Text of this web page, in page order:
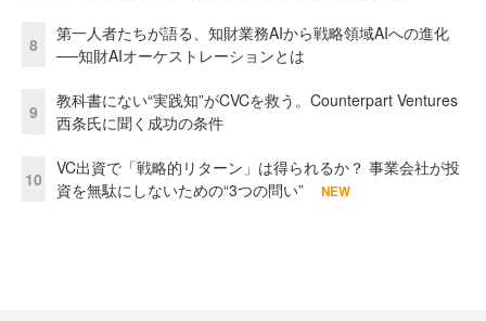
8
第一人者たちが語る、知財業務AIから戦略領域AIへの進化
──知財AIオーケストレーションとは
9
教科書にない“実践知”がCVCを救う。Counterpart Ventures
西条氏に聞く成功の条件
10
VC出資で「戦略的リターン」は得られるか？ 事業会社が投
資を無駄にしないための“3つの問い”
NEW